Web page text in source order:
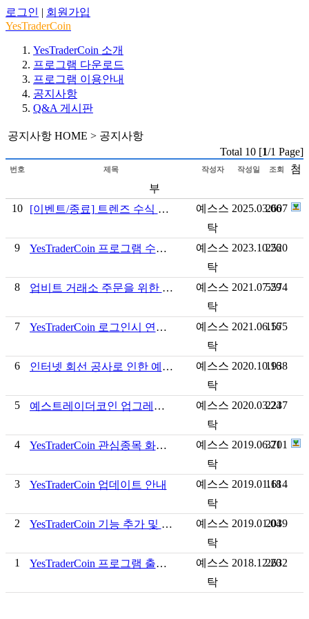
로그인 | 회원가입
YesTraderCoin
YesTraderCoin 소개
프로그램 다운로드
프로그램 이용안내
공지사항
Q&A 게시판
공지사항 HOME > 공지사항
Total 10 [1/1 Page]
번호 제목 작성자 작성일 조회
첨
부
10
[이벤트/종료] 트렌즈 수식 업로드 챌린지
예스스
탁
2025.03.06
2607
9 YesTraderCoin 프로그램 수정 안내
예스스
탁
2023.10.26
2520
8 업비트 거래소 주문을 위한 Open API 설정 방법
예스스
탁
2021.07.29
5574
7 YesTraderCoin 로그인시 연결 끊어짐 현상 프로그램 수정
예스스
탁
2021.06.16
1575
6 인터넷 회선 공사로 인한 예스스탁 서비스 일시 중지 안내
예스스
탁
2020.10.16
1938
5 예스트레이더코인 업그레이드 안내
예스스
탁
2020.03.24
2237
4 YesTraderCoin 관심종목 화면 추가 안내
예스스
탁
2019.06.21
3701
3 YesTraderCoin 업데이트 안내
예스스
탁
2019.01.18
1614
2 YesTraderCoin 기능 추가 및 변경 안내
예스스
탁
2019.01.04
2039
1 YesTraderCoin 프로그램 출시 안내
예스스
탁
2018.12.20
2632